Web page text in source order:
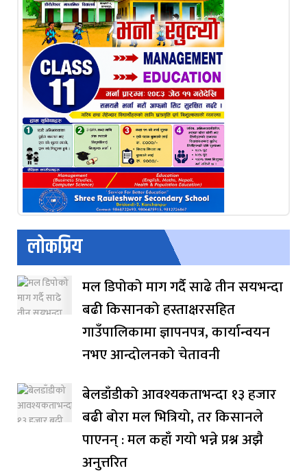
लोकप्रिय
मल डिपोको माग गर्दै साढे तीन सयभन्दा
बढी किसानको हस्ताक्षरसहित
गाउँपालिकामा ज्ञापनपत्र, कार्यान्वयन
नभए आन्दोलनको चेतावनी
बेलडाँडीको आवश्यकताभन्दा १३ हजार
बढी बोरा मल भित्रियो, तर किसानले
पाएनन् : मल कहाँ गयो भन्ने प्रश्न अझै
अनुत्तरित